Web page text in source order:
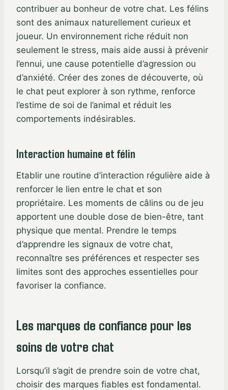
contribuer au bonheur de votre chat. Les félins
sont des animaux naturellement curieux et
joueur. Un environnement riche réduit non
seulement le stress, mais aide aussi à prévenir
l’ennui, une cause potentielle d’agression ou
d’anxiété. Créer des zones de découverte, où
le chat peut explorer à son rythme, renforce
l’estime de soi de l’animal et réduit les
comportements indésirables.
Interaction humaine et félin
Etablir une routine d’interaction régulière aide à
renforcer le lien entre le chat et son
propriétaire. Les moments de câlins ou de jeu
apportent une double dose de bien-être, tant
physique que mental. Prendre le temps
d’apprendre les signaux de votre chat,
reconnaître ses préférences et respecter ses
limites sont des approches essentielles pour
favoriser la confiance.
Les marques de confiance pour les
soins de votre chat
Lorsqu’il s’agit de prendre soin de votre chat,
choisir des marques fiables est fondamental.